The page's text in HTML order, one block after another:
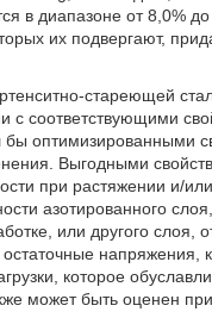
в диапазоне от 8,0%
их подвергают,
стареющей
с соответствующими
оптимизированными
Выгодными
при растяжении и/
азотированного
или другого слоя,
остаточные
которое
может быть оценен